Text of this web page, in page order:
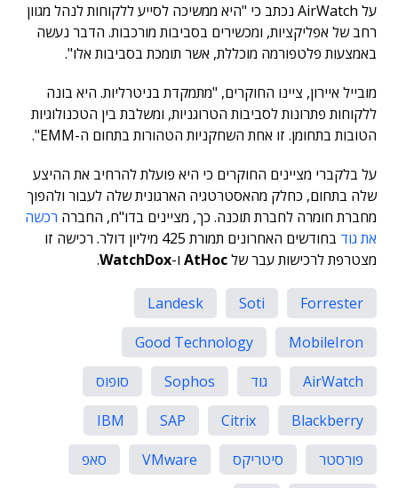
על AirWatch נכתב כי "היא ממשיכה לסייע ללקוחות לנהל מגוון
רחב של אפליקציות, ומכשירים בסביבות מורכבות. הדבר נעשה
באמצעות פלטפורמה מוכללת, אשר תומכת בסביבות אלו".
מובייל איירון, ציינו החוקרים, "מתמקדת בניטרליות. היא בונה
ללקוחות פתרונות לסביבות הטרוגניות, ומשלבת בין הטכנולוגיות
הטובות בתחומן. זו אחת השחקניות הטהורות בתחום ה-EMM".
על בלקברי מציינים החוקרים כי היא פועלת להרחיב את ההיצע
שלה בתחום, כחלק מהאסטרטגיה הארגונית שלה לעבור ולהפוך
מחברת חומרה לחברת תוכנה. כך, מציינים בדו"ח, החברה רכשה
את גוד
בחודשים האחרונים תמורת 425 מיליון דולר. רכישה זו
מצטרפת לרכישות עבר שלAtHoc ו-WatchDox
.
Forrester
Soti
Landesk
MobileIron
Good Technology
AirWatch
גוד Sophos
סופוס
Blackberry
Citrix
SAP
IBM
פורסטר
סיטריקס VMware
סאפ